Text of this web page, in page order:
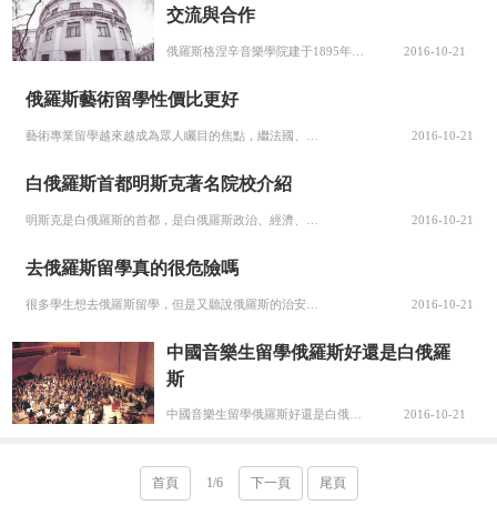
交流與合作
2016-10-21
俄羅斯藝術留學性價比更好
2016-10-21
白俄羅斯首都明斯克著名院校介紹
2016-10-21
去俄羅斯留學真的很危險嗎
很多學生想去俄羅斯留學，但是又聽說俄羅斯的治安狀況有時不太好，心里有點害怕，現在又經常看到很多留學生遇害的報道。那么去俄羅斯留學真的很危險嗎? 去俄羅斯留學真的很危險嗎?留學安全問題是很多來俄羅斯的同學非常關心的問題。但是，全世界任何國家都會要求大學生注意個人安全，在俄羅斯首先要用心學習，不要做違法... 2016-10-21
中國音樂生留學俄羅斯好還是白俄羅
斯
中國音樂生留學俄羅斯好還是白俄羅斯?俄羅斯留學：藝術專業學費較少。在經濟條件上能減少家庭負擔。但俄羅斯頂級的藝術類院校基本都是國立大學，并且專業細分的程度很高。但俄羅斯頂級的藝術類院校基本都是國立大學，并且專業細分的程度很高。俄羅斯大多學校的表演課程設計領域非常寬。除學生選擇的電影專業外，還有人文學... 2016-10-21
首頁 1/6 下一頁 尾頁